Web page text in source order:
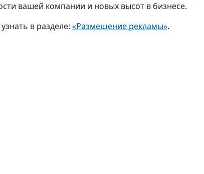
вашей компании и новых высот в бизнесе.
в разделе: «Размещение рекламы».